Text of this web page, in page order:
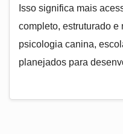
Isso significa mais
completo, estruturado e
psicologia canina,
planejados para